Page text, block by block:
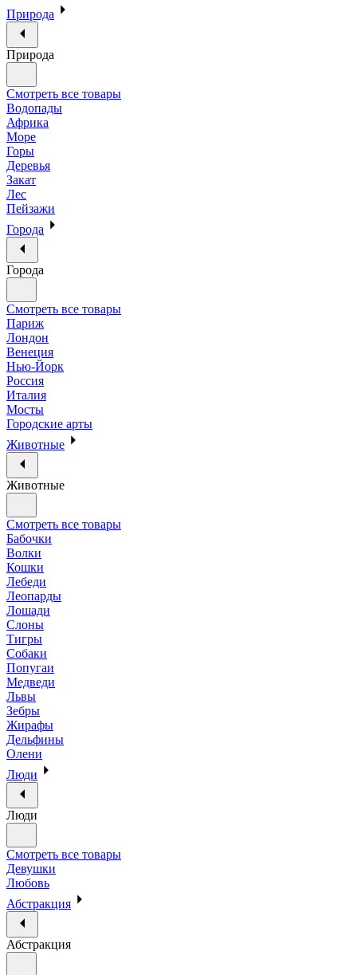
Природа
Природа
Смотреть все товары
Водопады
Африка
Море
Горы
Деревья
Закат
Лес
Пейзажи
Города
Города
Смотреть все товары
Париж
Лондон
Венеция
Нью-Йорк
Россия
Италия
Мосты
Городские арты
Животные
Животные
Смотреть все товары
Бабочки
Волки
Кошки
Лебеди
Леопарды
Лошади
Слоны
Тигры
Собаки
Попугаи
Медведи
Львы
Зебры
Жирафы
Дельфины
Олени
Люди
Люди
Смотреть все товары
Девушки
Любовь
Абстракция
Абстракция